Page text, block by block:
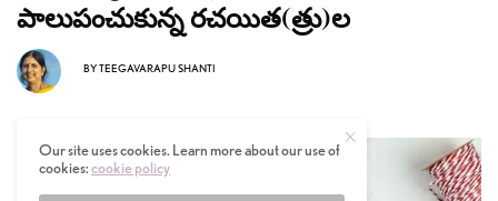
పాలుపంచుకున్న రచయిత(త్రు)ల
BYTEEGAVARAPU SHANTI
Our site uses cookies. Learn more about our use of
cookies:cookie policy